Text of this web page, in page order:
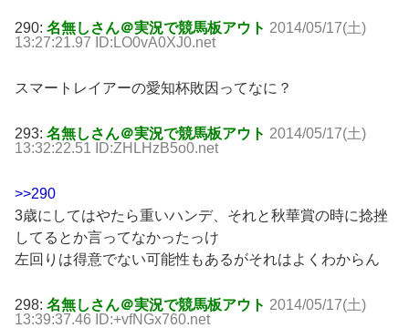
290: 名無しさん＠実況で競馬板アウト 2014/05/17(土)
13:27:21.97 ID:LO0vA0XJ0.net
スマートレイアーの愛知杯敗因ってなに？
293: 名無しさん＠実況で競馬板アウト 2014/05/17(土)
13:32:22.51 ID:ZHLHzB5o0.net
>>290
3歳にしてはやたら重いハンデ、それと秋華賞の時に捻挫
してるとか言ってなかったっけ
左回りは得意でない可能性もあるがそれはよくわからん
298: 名無しさん＠実況で競馬板アウト 2014/05/17(土)
13:39:37.46 ID:+vfNGx760.net